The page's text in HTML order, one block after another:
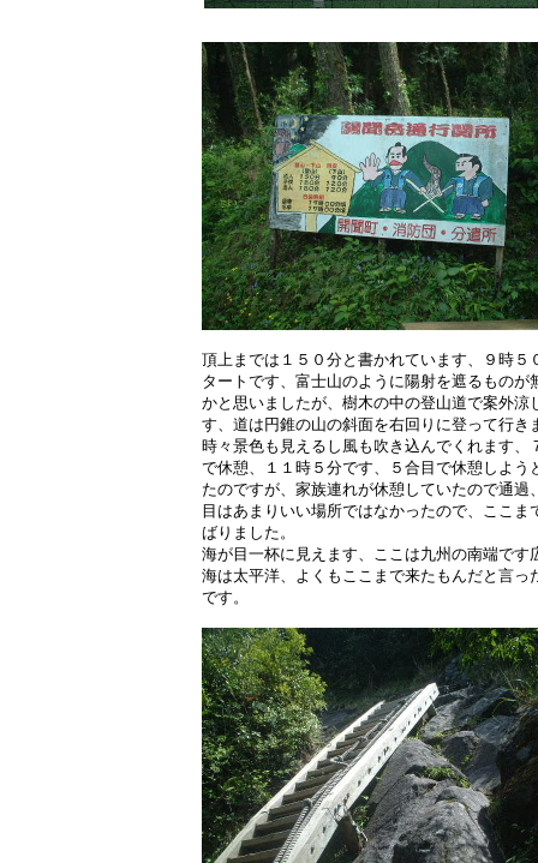
頂上までは１５０分と書かれています、９時５
タートです、富士山のように陽射を遮るものが
かと思いましたが、樹木の中の登山道で案外涼
す、道は円錐の山の斜面を右回りに登って行き
時々景色も見えるし風も吹き込んでくれます、
で休憩、１１時５分です、５合目で休憩しよう
たのですが、家族連れが休憩していたので通過
目はあまりいい場所ではなかったので、ここま
ばりました。
海が目一杯に見えます、ここは九州の南端です
海は太平洋、よくもここまで来たもんだと言っ
です。